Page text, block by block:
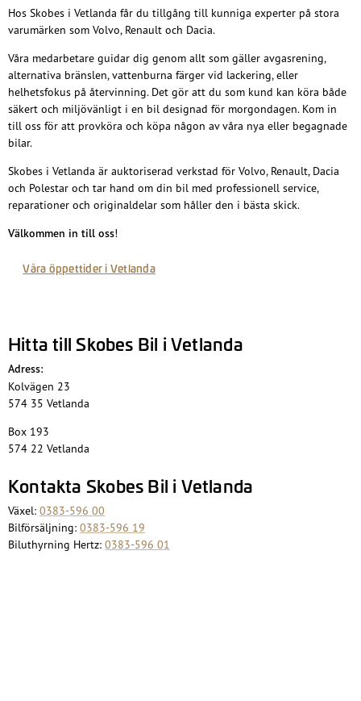
Hos Skobes i Vetlanda får du tillgång till kunniga experter på stora
varumärken som Volvo, Renault och Dacia.
Våra medarbetare guidar dig genom allt som gäller avgasrening,
alternativa bränslen, vattenburna färger vid lackering, eller
helhetsfokus på återvinning. Det gör att du som kund kan köra både
säkert och miljövänligt i en bil designad för morgondagen. Kom in
till oss för att provköra och köpa någon av våra nya eller begagnade
bilar.
Skobes i Vetlanda är auktoriserad verkstad för Volvo, Renault, Dacia
och Polestar och tar hand om din bil med professionell service,
reparationer och originaldelar som håller den i bästa skick.
Välkommen in till oss!
Våra öppettider i Vetlanda
Hitta till Skobes Bil i Vetlanda
Adress:
Kolvägen 23
574 35 Vetlanda
Box 193
574 22 Vetlanda
Kontakta Skobes Bil i Vetlanda
Växel: 0383-596 00
Bilförsäljning: 0383-596 19
Biluthyrning Hertz: 0383-596 01